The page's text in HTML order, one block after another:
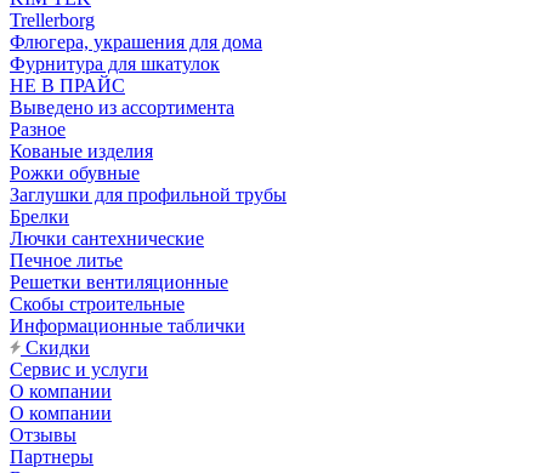
Trellerborg
Флюгера, украшения для дома
Фурнитура для шкатулок
НЕ В ПРАЙС
Выведено из ассортимента
Разное
Кованые изделия
Рожки обувные
Заглушки для профильной трубы
Брелки
Лючки сантехнические
Печное литье
Решетки вентиляционные
Скобы строительные
Информационные таблички
Скидки
Сервис и услуги
О компании
О компании
Отзывы
Партнеры